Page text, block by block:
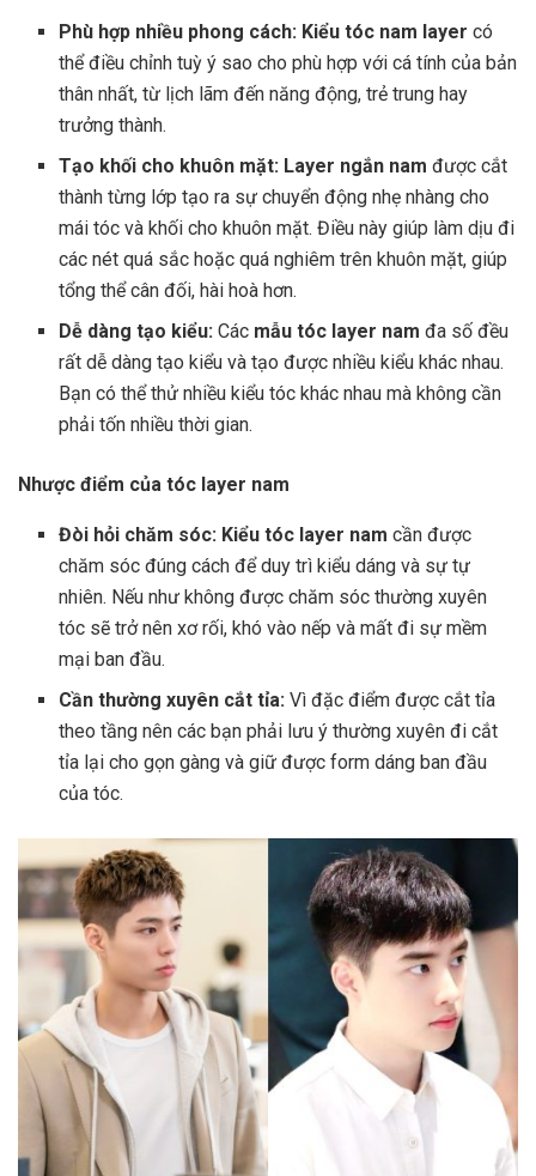
Phù hợp nhiều phong cách: Kiểu tóc nam layer có
thể điều chỉnh tuỳ ý sao cho phù hợp với cá tính của bản
thân nhất, từ lịch lãm đến năng động, trẻ trung hay
trưởng thành.
Tạo khối cho khuôn mặt: Layer ngắn nam được cắt
thành từng lớp tạo ra sự chuyển động nhẹ nhàng cho
mái tóc và khối cho khuôn mặt. Điều này giúp làm dịu đi
các nét quá sắc hoặc quá nghiêm trên khuôn mặt, giúp
tổng thể cân đối, hài hoà hơn.
Dễ dàng tạo kiểu: Các mẫu tóc layer namđa số đều
rất dễ dàng tạo kiểu và tạo được nhiều kiểu khác nhau.
Bạn có thể thử nhiều kiểu tóc khác nhau mà không cần
phải tốn nhiều thời gian.
Nhược điểm của tóc layer nam
Đòi hỏi chăm sóc: Kiểu tóc layer nam cần được
chăm sóc đúng cách để duy trì kiểu dáng và sự tự
nhiên. Nếu như không được chăm sóc thường xuyên
tóc sẽ trở nên xơ rối, khó vào nếp và mất đi sự mềm
mại ban đầu.
Cần thường xuyên cắt tỉa: Vì đặc điểm được cắt tỉa
theo tầng nên các bạn phải lưu ý thường xuyên đi cắt
tỉa lại cho gọn gàng và giữ được form dáng ban đầu
của tóc.